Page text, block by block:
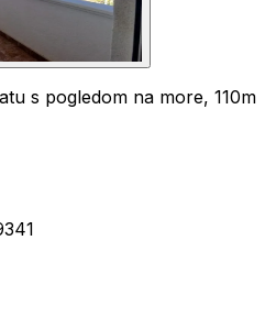
s pogledom na more, 110m